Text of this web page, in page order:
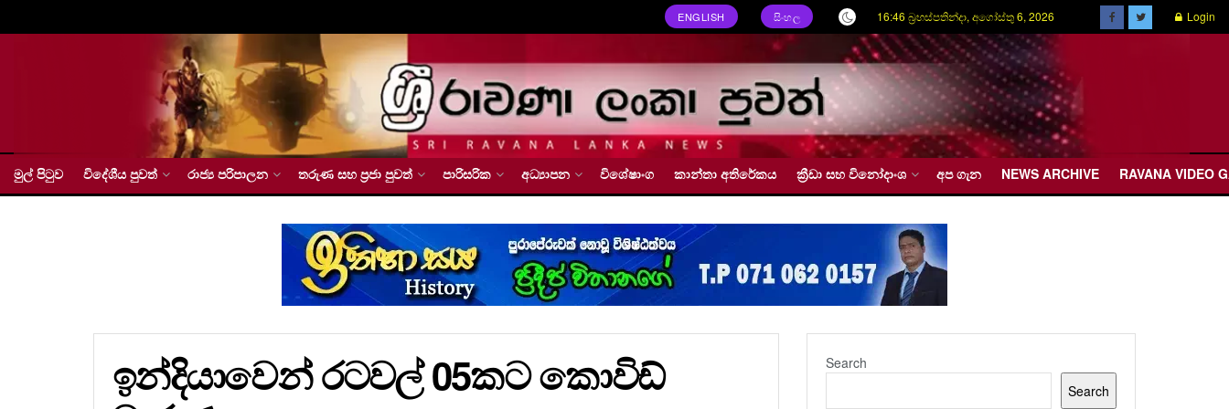
ENGLISH සිංහල 16:46 බ්‍රහස්පතින්දා, අගෝස්තු 6, 2026 Login
මුල් පිටුව විදේශීය පුවත් රාජ්‍ය පරිපාලන තරුණ සහ ප්‍රජා පුවත් පාරිසරික අධ්‍යාපන විශේෂාංග කාන්තා අතිරේකය ක්‍රීඩා සහ විනෝදාංශ අප ගැන NEWS ARCHIVE RAVANA VIDEO
ඉන්දියාවෙන් රටවල් 05කට කොවිඩ්
Search
Search